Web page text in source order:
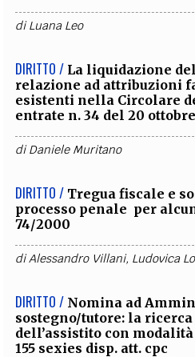
diLuana Leo
DIRITTO / La liquidazione
relazione ad attribuzioni
esistenti nella Circolare
entrate n. 34 del 20
diDaniele Muritano
DIRITTO / Tregua fiscale e
processo penale per
74/2000
diAlessandro Villani, Ludovica
DIRITTO / Nomina ad
sostegno/tutore: la
dell’assistito con
155 sexies disp. att. cpc